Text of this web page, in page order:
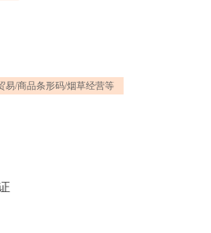
易/商品条形码/烟草经营等